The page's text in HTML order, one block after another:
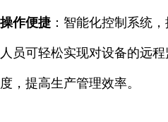
操作便捷 ：智能化控制系统
人员可轻松实现对设备的远
度，提高生产管理效率。